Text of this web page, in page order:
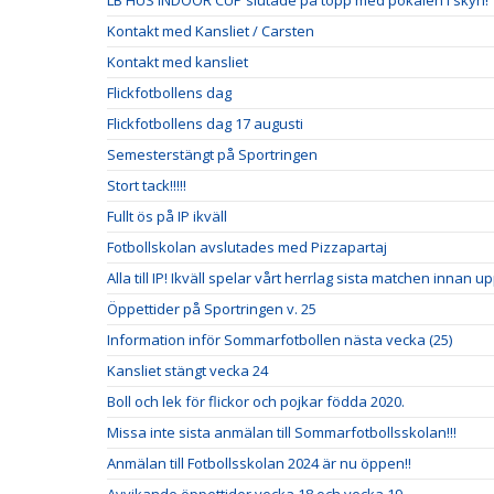
Kontakt med Kansliet / Carsten
Kontakt med kansliet
Flickfotbollens dag
Flickfotbollens dag 17 augusti
Semesterstängt på Sportringen
Stort tack!!!!!
Fullt ös på IP ikväll
Fotbollskolan avslutades med Pizzapartaj
Alla till IP! Ikväll spelar vårt herrlag sista matchen innan
Öppettider på Sportringen v. 25
Information inför Sommarfotbollen nästa vecka (25)
Kansliet stängt vecka 24
Boll och lek för flickor och pojkar födda 2020.
Missa inte sista anmälan till Sommarfotbollsskolan!!!
Anmälan till Fotbollsskolan 2024 är nu öppen!!